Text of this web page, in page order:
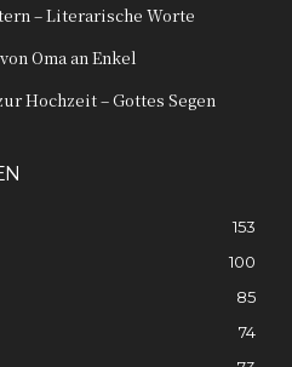
– Literarische Worte
Oma an Enkel
Hochzeit – Gottes Segen
153
100
85
74